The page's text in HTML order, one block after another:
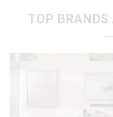
TOP BRANDS